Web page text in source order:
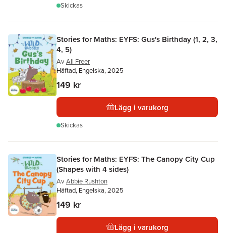
Skickas
Stories for Maths: EYFS: Gus's Birthday (1, 2, 3,
4, 5)
Av Ali Freer
Häftad, Engelska, 2025
149 kr
Lägg i varukorg
Skickas
Stories for Maths: EYFS: The Canopy City Cup
(Shapes with 4 sides)
Av Abbie Rushton
Häftad, Engelska, 2025
149 kr
Lägg i varukorg